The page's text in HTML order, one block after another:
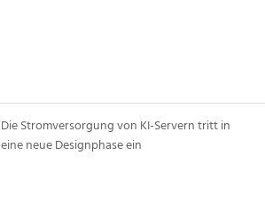
Die Stromversorgung von KI-Servern tritt in
eine neue Designphase ein